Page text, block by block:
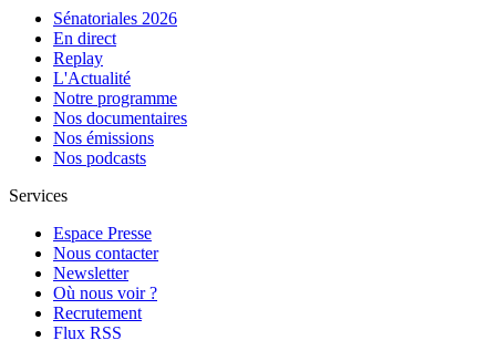
Sénatoriales 2026
En direct
Replay
L'Actualité
Notre programme
Nos documentaires
Nos émissions
Nos podcasts
Services
Espace Presse
Nous contacter
Newsletter
Où nous voir ?
Recrutement
Flux RSS